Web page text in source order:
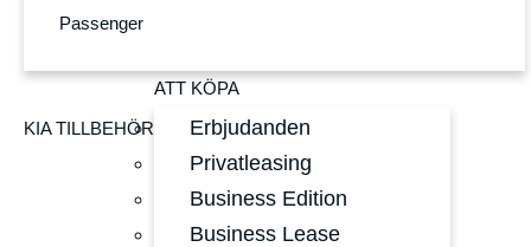
Passenger
KIA TILLBEHÖR
ATT KÖPA
Erbjudanden
Privatleasing
Business Edition
Business Lease